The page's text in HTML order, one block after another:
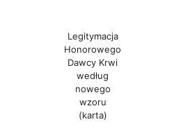
Legitymacja
Honorowego
Dawcy Krwi
według
nowego
wzoru
(karta)